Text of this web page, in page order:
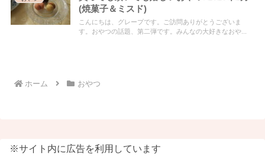
(焼菓子＆ミスド)
こんにちは、グレープです。ご訪問ありがとうございま
す。おやつの話題、第二弾です。みんなの大好きなおや...
ホーム おやつ
※サイト内に広告を利用しています